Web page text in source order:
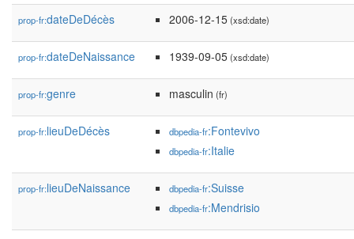
prop-fr:dateDeDécès 2006-12-15(xsd:date)
prop-fr:dateDeNaissance 1939-09-05(xsd:date)
prop-fr:genre masculin (fr)
prop-fr:lieuDeDécès dbpedia-fr:Fontevivo
dbpedia-fr:Italie
prop-fr:lieuDeNaissance dbpedia-fr:Suisse
dbpedia-fr:Mendrisio